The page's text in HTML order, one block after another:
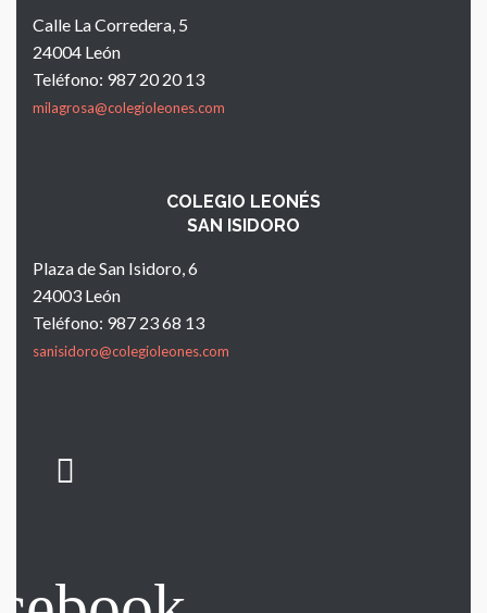
Calle La Corredera, 5
24004 León
Teléfono: 987 20 20 13
milagrosa@colegioleones.com
COLEGIO LEONÉS
SAN ISIDORO
Plaza de San Isidoro, 6
24003 León
Teléfono: 987 23 68 13
sanisidoro@colegioleones.com